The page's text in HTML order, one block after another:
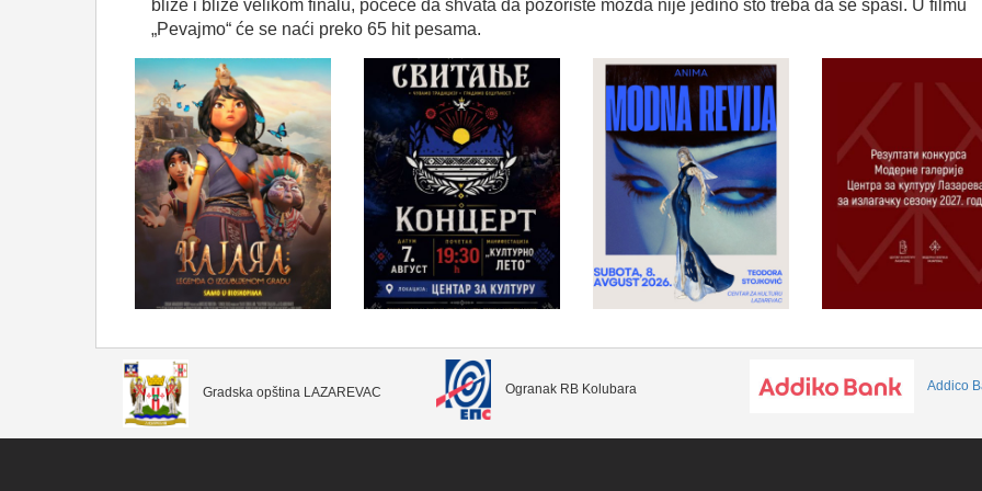
bliže i bliže velikom finalu, počeće da shvata da pozorište možda nije jedino što treba da se spasi. U filmu
„Pevajmo“ će se naći preko 65 hit pesama.
Gradska opština LAZAREVAC Ogranak RB Kolubara Addico